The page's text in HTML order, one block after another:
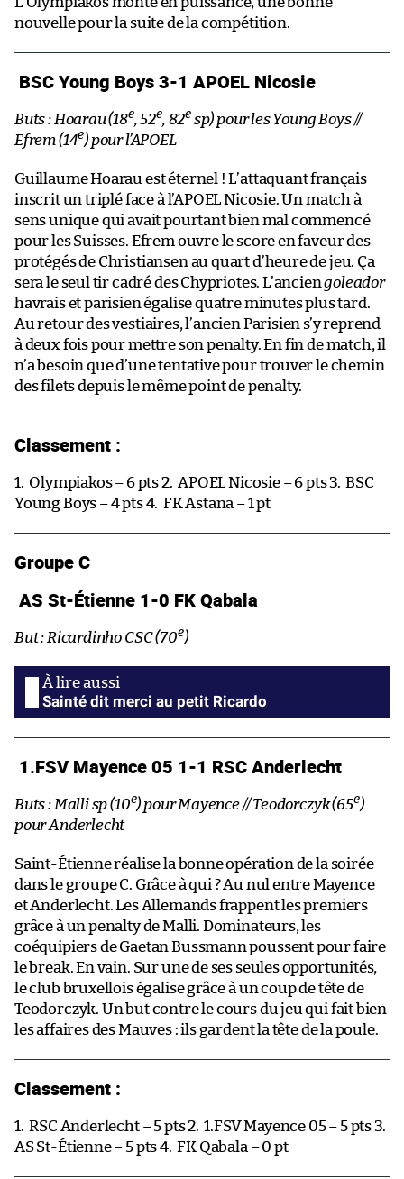
nouvelle pour la suite de la compétition.
BSC Young Boys 3-1 APOEL Nicosie
Buts : Hoarau (18e, 52e, 82e sp) pour les Young Boys //
Efrem (14e) pour l’APOEL
Guillaume Hoarau est éternel ! L’attaquant français
inscrit un triplé face à l’APOEL Nicosie. Un match à
sens unique qui avait pourtant bien mal commencé
pour les Suisses. Efrem ouvre le score en faveur des
protégés de Christiansen au quart d’heure de jeu. Ça
sera le seul tir cadré des Chypriotes. L’anciengoleador
havrais et parisien égalise quatre minutes plus tard.
Au retour des vestiaires, l’ancien Parisien s’y reprend
à deux fois pour mettre son penalty. En fin de match, il
n’a besoin que d’une tentative pour trouver le chemin
des filets depuis le même point de penalty.
Classement :
1. Olympiakos – 6 pts 2. APOEL Nicosie – 6 pts 3. BSC
Young Boys – 4 pts 4. FK Astana – 1 pt
Groupe C
AS St-Étienne 1-0 FK Qabala
But : Ricardinho CSC (70e)
Sainté dit merci au petit Ricardo
1.FSV Mayence 05 1-1 RSC Anderlecht
Buts : Malli sp (10e) pour Mayence // Teodorczyk (65e)
pour Anderlecht
Saint-Étienne réalise la bonne opération de la soirée
dans le groupe C. Grâce à qui ? Au nul entre Mayence
et Anderlecht. Les Allemands frappent les premiers
grâce à un penalty de Malli. Dominateurs, les
coéquipiers de Gaetan Bussmann poussent pour faire
le break. En vain. Sur une de ses seules opportunités,
le club bruxellois égalise grâce à un coup de tête de
Teodorczyk. Un but contre le cours du jeu qui fait bien
les affaires des Mauves : ils gardent la tête de la poule.
Classement :
1. RSC Anderlecht – 5 pts 2. 1.FSV Mayence 05 – 5 pts 3.
AS St-Étienne – 5 pts 4. FK Qabala – 0 pt